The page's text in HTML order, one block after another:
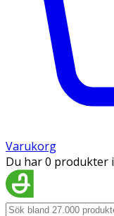
Varukorg
Du har 0 produkter